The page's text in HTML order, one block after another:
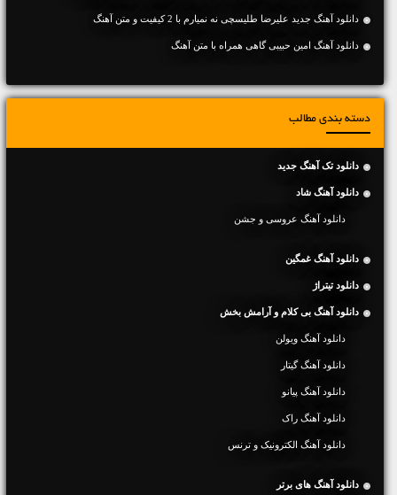
دانلود آهنگ جديد علیرضا طلیسچی نه نمیارم با 2 کیفیت و متن آهنگ
دانلود آهنگ امین حبیبی گاهی همراه با متن آهنگ
دسته بندی مطالب
دانلود تک آهنگ جدید
دانلود آهنگ شاد
دانلود آهنگ عروسی و جشن
دانلود آهنگ غمگین
دانلود تیتراژ
دانلود آهنگ بی کلام و آرامش بخش
دانلود آهنگ ویولن
دانلود آهنگ گیتار
دانلود آهنگ پیانو
دانلود آهنگ راک
دانلود آهنگ الکترونیک و ترنس
دانلود آهنگ های برتر